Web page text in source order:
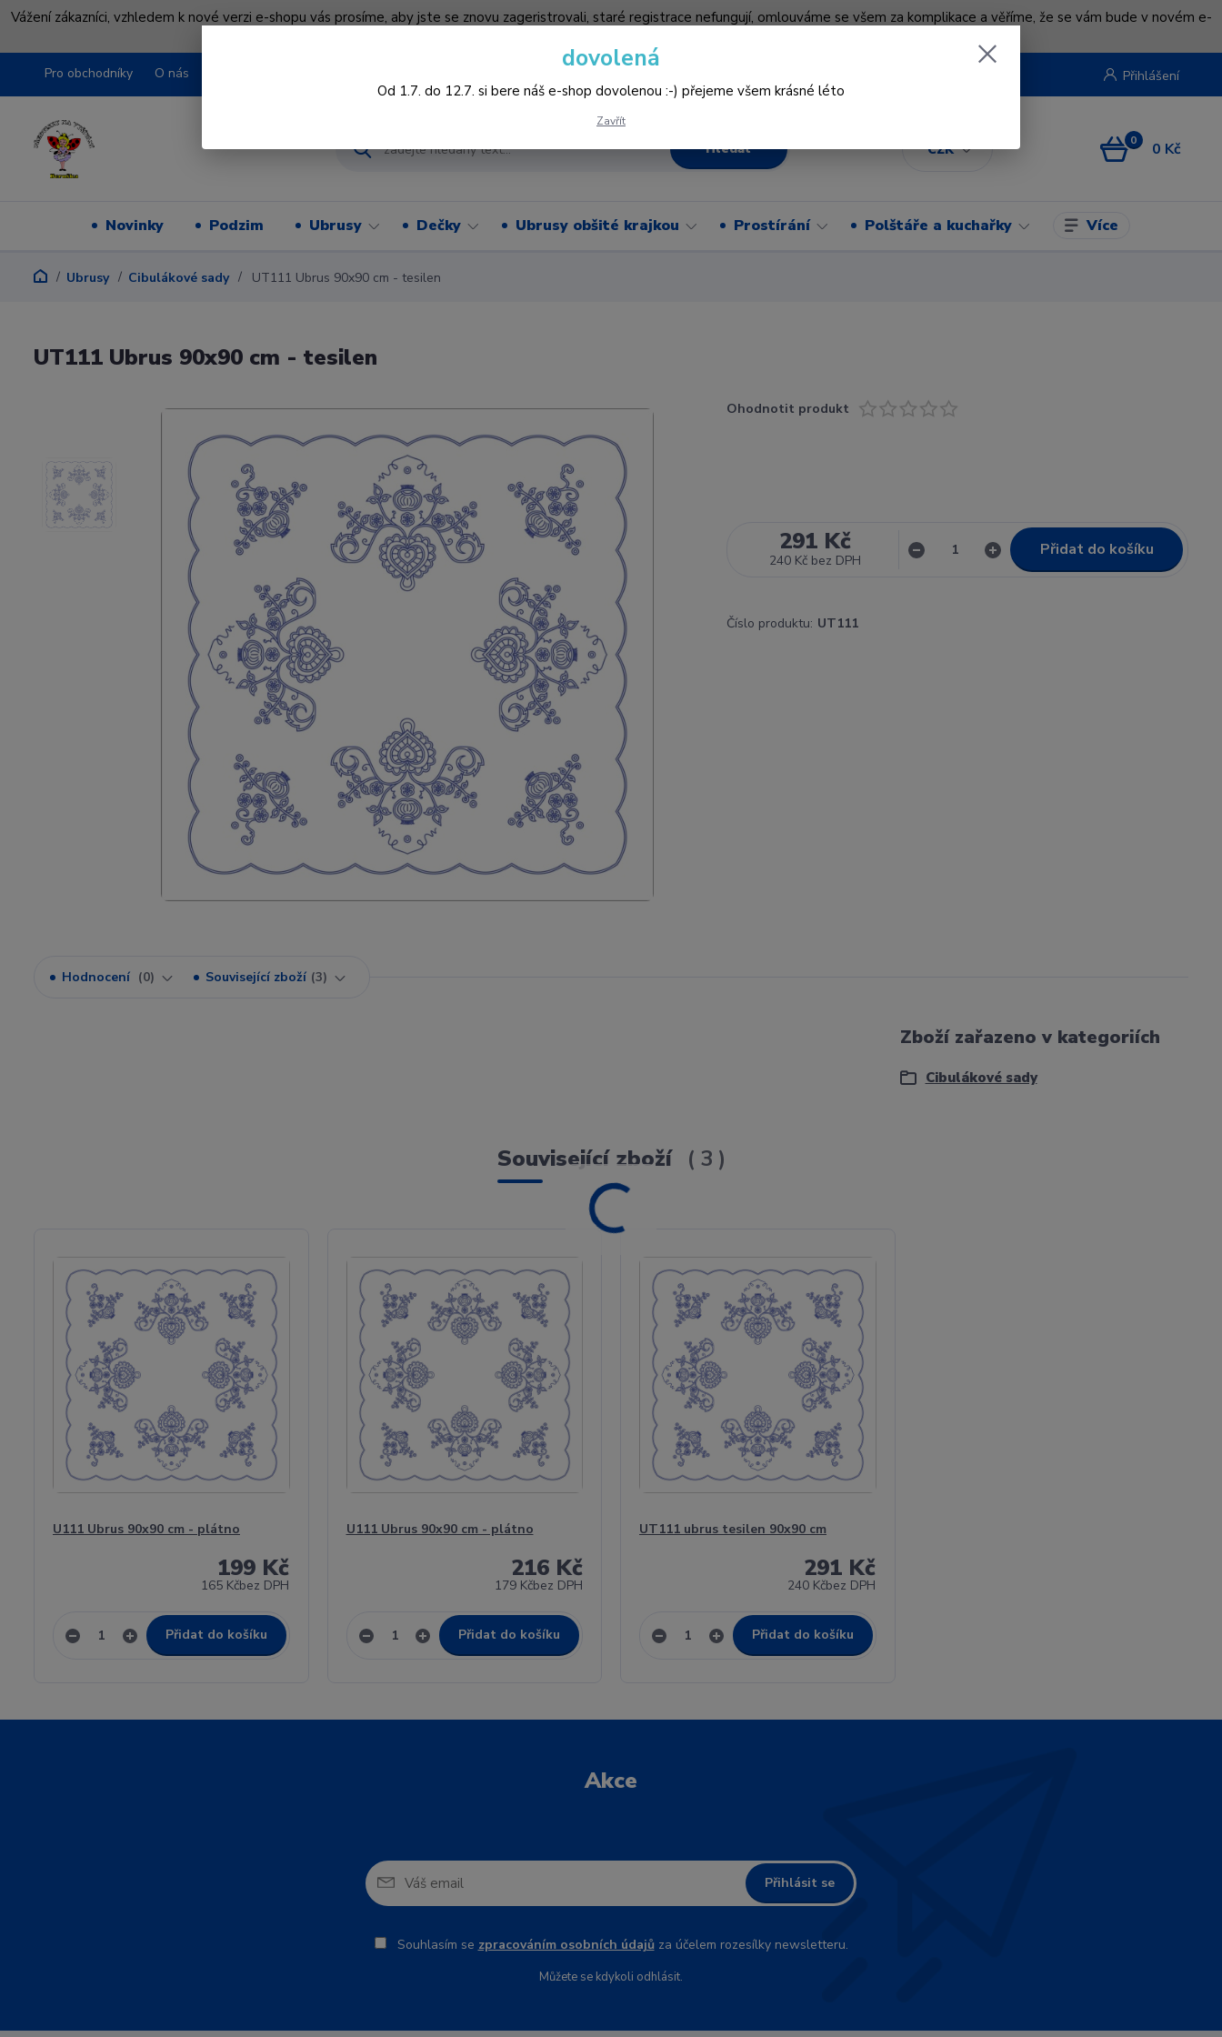
Vážení zákazníci, vzhledem k nové verzi e-shopu vás prosíme, aby jste se znovu zageristrovali, staré registrace nefungují, omlouváme se všem za komplikace a věříme, že se vám bude v novém e-
Pro obchodníky O nás
CZK
Přihlášení
Hledat 0 0 Kč
Novinky Podzim Ubrusy Dečky Ubrusy obšité krajkou Prostírání Polštáře a kuchařky Více
Ubrusy Cibulákové sady UT111 Ubrus 90x90 cm - tesilen
UT111 Ubrus 90x90 cm - tesilen
Ohodnotit produkt
291 Kč
240 Kč bez DPH
Přidat do košíku
Číslo produktu: UT111
Hodnocení 0 Související zboží 3
Zboží zařazeno v kategoriích
Cibulákové sady
Související zboží 3
U111 Ubrus 90x90 cm - plátno
199 Kč
165 Kčbez DPH
Přidat do košíku
U111 Ubrus 90x90 cm - plátno
216 Kč
179 Kčbez DPH
Přidat do košíku
UT111 ubrus tesilen 90x90 cm
291 Kč
240 Kčbez DPH
Přidat do košíku
Akce
Přihlásit se
Souhlasím se zpracováním osobních údajůza účelem rozesílky newsletteru.
Můžete se kdykoli odhlásit.
dovolená
Od 1.7. do 12.7. si bere náš e-shop dovolenou :-) přejeme všem krásné léto
Zavřít